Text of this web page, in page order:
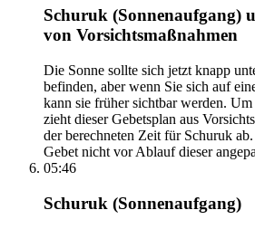
Schuruk (Sonnenaufgang)
von Vorsichtsmaßnahmen
Die Sonne sollte sich jetzt knapp
befinden, aber wenn Sie sich auf
kann sie früher sichtbar werden.
zieht dieser Gebetsplan aus
der berechneten Zeit für Schuruk
Gebet nicht vor Ablauf dieser
05:46
Schuruk (Sonnenaufgang)